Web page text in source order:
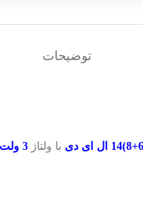
توضیحات
با ولتاژ 3 ولت